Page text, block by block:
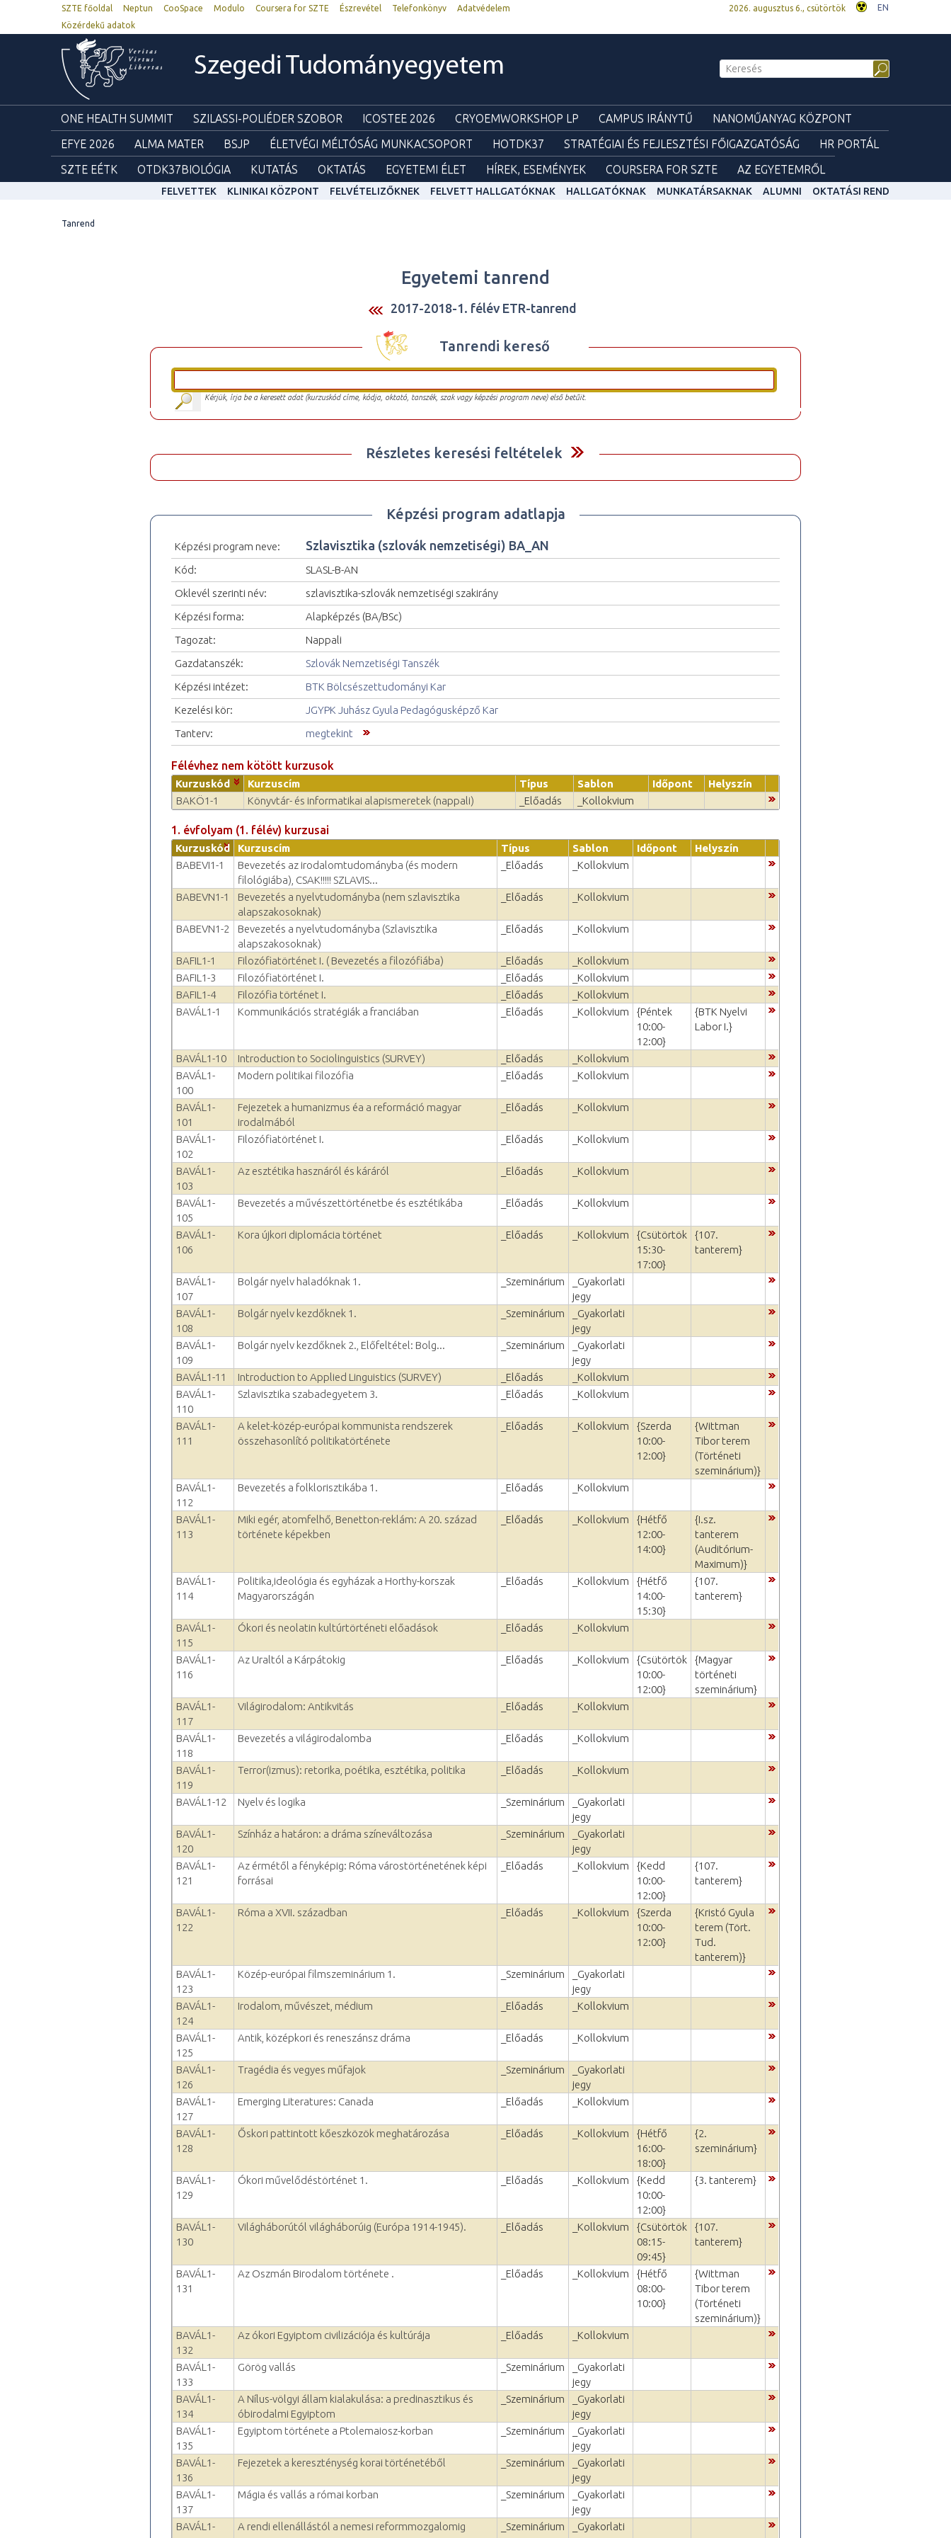
SZTE főoldal Neptun CooSpace Modulo Coursera for SZTE Észrevétel Telefonkönyv
Adatvédelem
Közérdekű adatok
2026. augusztus 6., csütörtök EN
Szegedi Tudományegyetem
ONE HEALTH SUMMIT SZILASSI-POLIÉDER SZOBOR ICOSTEE 2026 CRYOEMWORKSHOP LP CAMPUS IRÁNYTŰ
NANOMŰANYAG KÖZPONT
EFYE 2026
ALMA MATER BSJP ÉLETVÉGI MÉLTÓSÁG MUNKACSOPORT HOTDK37 STRATÉGIAI ÉS FEJLESZTÉSI FŐIGAZGATÓSÁG
HR PORTÁL
SZTE EÉTK
OTDK37BIOLÓGIA KUTATÁS OKTATÁS EGYETEMI ÉLET HÍREK, ESEMÉNYEK COURSERA FOR SZTE AZ EGYETEMRŐL
FELVETTEK KLINIKAI KÖZPONT FELVÉTELIZŐKNEK FELVETT HALLGATÓKNAK HALLGATÓKNAK MUNKATÁRSAKNAK ALUMNI OKTATÁSI REND
Tanrend
Egyetemi tanrend
2017-2018-1. félév ETR-tanrend
Tanrendi kereső
Kérjük, írja be a keresett adat (kurzuskód címe, kódja, oktató, tanszék, szak vagy képzési program neve) első betűit.
Részletes keresési feltételek
Képzési program adatlapja
Képzési program neve: Szlavisztika (szlovák nemzetiségi) BA_AN
Kód:
SLASL-B-AN
Oklevél szerinti név:
szlavisztika-szlovák nemzetiségi szakirány
Képzési forma:
Alapképzés (BA/BSc)
Tagozat:
Nappali
Gazdatanszék:
Szlovák Nemzetiségi Tanszék
Képzési intézet:
BTK Bölcsészettudományi Kar
Kezelési kör:
JGYPK Juhász Gyula Pedagógusképző Kar
Tanterv:
megtekint
Félévhez nem kötött kurzusok
Kurzuskód Kurzuscím Típus Sablon Időpont
Helyszín
BAKÖ1-1
Könyvtár- és informatikai alapismeretek (nappali) _Előadás _Kollokvium
1. évfolyam (1. félév) kurzusai
Kurzuskód Kurzuscím Típus Sablon Időpont
Helyszín
BABEVI1-1
Bevezetés az irodalomtudományba (és modern
filológiába), CSAK!!!!! SZLAVIS...
_Előadás _Kollokvium
BABEVN1-1
Bevezetés a nyelvtudományba (nem szlavisztika
alapszakosoknak)
_Előadás _Kollokvium
BABEVN1-2
Bevezetés a nyelvtudományba (Szlavisztika
alapszakosoknak)
_Előadás _Kollokvium
BAFIL1-1 Filozófiatörténet I. ( Bevezetés a filozófiába) _Előadás
_Kollokvium
BAFIL1-3
Filozófiatörténet I. _Előadás
_Kollokvium
BAFIL1-4
Filozófia történet I. _Előadás
_Kollokvium
BAVÁL1-1
Kommunikációs stratégiák a franciában _Előadás _Kollokvium
{Péntek
10:00-
12:00}
{BTK Nyelvi
Labor I.}
BAVÁL1-10 Introduction to Sociolinguistics (SURVEY) _Előadás
_Kollokvium
BAVÁL1-
100
Modern politikai filozófia _Előadás _Kollokvium
BAVÁL1-
101
Fejezetek a humanizmus éa a reformáció magyar
irodalmából
_Előadás _Kollokvium
BAVÁL1-
102
Filozófiatörténet I. _Előadás _Kollokvium
BAVÁL1-
103
Az esztétika hasznáról és káráról _Előadás _Kollokvium
BAVÁL1-
105
Bevezetés a művészettörténetbe és esztétikába _Előadás _Kollokvium
BAVÁL1-
106
Kora újkori diplomácia történet _Előadás _Kollokvium
{Csütörtök
15:30-
17:00}
{107.
tanterem}
BAVÁL1-
107
Bolgár nyelv haladóknak 1. _Szeminárium
_Gyakorlati
jegy
BAVÁL1-
108
Bolgár nyelv kezdőknek 1. _Szeminárium
_Gyakorlati
jegy
BAVÁL1-
109
Bolgár nyelv kezdőknek 2., Előfeltétel: Bolg... _Szeminárium
_Gyakorlati
jegy
BAVÁL1-11
Introduction to Applied Linguistics (SURVEY) _Előadás
_Kollokvium
BAVÁL1-
110
Szlavisztika szabadegyetem 3. _Előadás _Kollokvium
BAVÁL1-
111
A kelet-közép-európai kommunista rendszerek
összehasonlító politikatörténete
_Előadás _Kollokvium
{Szerda
10:00-
12:00}
{Wittman
Tibor terem
(Történeti
szeminárium)}
BAVÁL1-
112
Bevezetés a folklorisztikába 1. _Előadás _Kollokvium
BAVÁL1-
113
Miki egér, atomfelhő, Benetton-reklám: A 20. század
története képekben
_Előadás _Kollokvium
{Hétfő
12:00-
14:00}
{I.sz.
tanterem
(Auditórium-
Maximum)}
BAVÁL1-
114
Politika,ideológia és egyházak a Horthy-korszak
Magyarországán
_Előadás _Kollokvium
{Hétfő
14:00-
15:30}
{107.
tanterem}
BAVÁL1-
115
Ókori és neolatin kultúrtörténeti előadások _Előadás _Kollokvium
BAVÁL1-
116
Az Uraltól a Kárpátokig _Előadás _Kollokvium
{Csütörtök
10:00-
12:00}
{Magyar
történeti
szeminárium}
BAVÁL1-
117
Világirodalom: Antikvitás _Előadás _Kollokvium
BAVÁL1-
118
Bevezetés a világirodalomba _Előadás _Kollokvium
BAVÁL1-
119
Terror(izmus): retorika, poétika, esztétika, politika _Előadás _Kollokvium
BAVÁL1-12 Nyelv és logika _Szeminárium
_Gyakorlati
jegy
BAVÁL1-
120
Színház a határon: a dráma színeváltozása _Szeminárium
_Gyakorlati
jegy
BAVÁL1-
121
Az érmétől a fényképig: Róma várostörténetének képi
forrásai
_Előadás _Kollokvium
{Kedd
10:00-
12:00}
{107.
tanterem}
BAVÁL1-
122
Róma a XVII. században _Előadás _Kollokvium
{Szerda
10:00-
12:00}
{Kristó Gyula
terem (Tört.
Tud.
tanterem)}
BAVÁL1-
123
Közép-európai filmszeminárium 1. _Szeminárium
_Gyakorlati
jegy
BAVÁL1-
124
Irodalom, művészet, médium _Előadás _Kollokvium
BAVÁL1-
125
Antik, középkori és reneszánsz dráma _Előadás _Kollokvium
BAVÁL1-
126
Tragédia és vegyes műfajok _Szeminárium
_Gyakorlati
jegy
BAVÁL1-
127
Emerging Literatures: Canada _Előadás _Kollokvium
BAVÁL1-
128
Őskori pattintott kőeszközök meghatározása _Előadás _Kollokvium
{Hétfő
16:00-
18:00}
{2.
szeminárium}
BAVÁL1-
129
Ókori művelődéstörténet 1. _Előadás _Kollokvium
{Kedd
10:00-
12:00}
{3. tanterem}
BAVÁL1-
130
Világháborútól világháborúig (Európa 1914-1945). _Előadás _Kollokvium
{Csütörtök
08:15-
09:45}
{107.
tanterem}
BAVÁL1-
131
Az Oszmán Birodalom története . _Előadás _Kollokvium
{Hétfő
08:00-
10:00}
{Wittman
Tibor terem
(Történeti
szeminárium)}
BAVÁL1-
132
Az ókori Egyiptom civilizációja és kultúrája _Előadás _Kollokvium
BAVÁL1-
133
Görög vallás _Szeminárium
_Gyakorlati
jegy
BAVÁL1-
134
A Nílus-völgyi állam kialakulása: a predinasztikus és
óbirodalmi Egyiptom
_Szeminárium
_Gyakorlati
jegy
BAVÁL1-
135
Egyiptom története a Ptolemaiosz-korban _Szeminárium
_Gyakorlati
jegy
BAVÁL1-
136
Fejezetek a kereszténység korai történetéből _Szeminárium
_Gyakorlati
jegy
BAVÁL1-
137
Mágia és vallás a római korban _Szeminárium
_Gyakorlati
jegy
BAVÁL1-
A rendi ellenállástól a nemesi reformmozgalomig _Szeminárium
_Gyakorlati